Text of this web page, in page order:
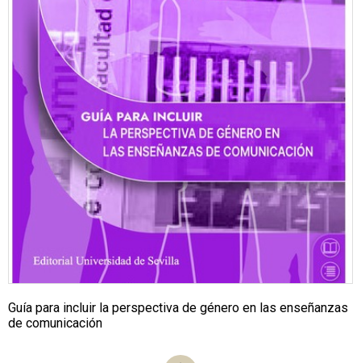
Guía para incluir la perspectiva de género en las enseñanzas
de comunicación